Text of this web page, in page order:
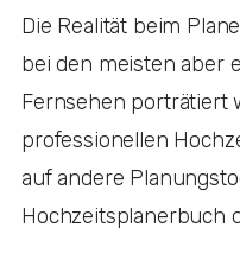
Die Realität beim
bei den meisten aber
Fernsehen porträtiert
professionellen
auf andere
Hochzeitsplanerbuch